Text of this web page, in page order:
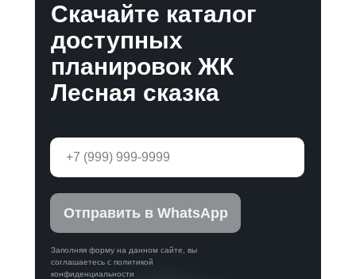
Скачайте каталог
доступных
планировок ЖК
Лесная сказка
Заполняя форму на данном сайте, вы
соглашаетесь с политикой
конфиденциальности
Отправить в WhatsApp